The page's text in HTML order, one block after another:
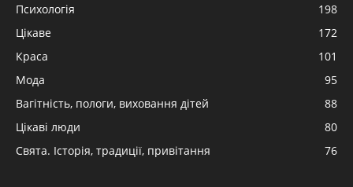
Психологія
198
Цікаве
172
Краса
101
Мода
95
Вагітність, пологи, виховання дітей
88
Цікаві люди
80
Свята. Історія, традиції, привітання
76